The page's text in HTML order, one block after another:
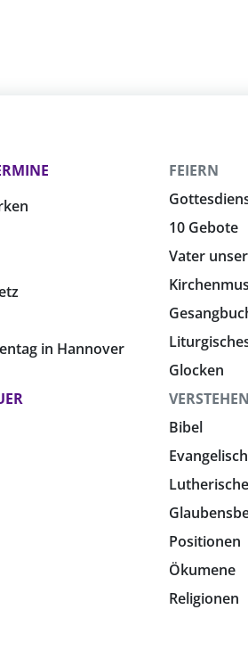
in Hannover
FEIERN
10 Gebote
Vater unser
Glocken
VERSTEHEN
Bibel
Positionen
Ökumene
Religionen